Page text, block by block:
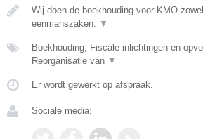
Wij doen de boekhouding voor KMO
eenmanszaken.
▼
Boekhouding, Fiscale inlichtingen en
Reorganisatie van ▼
Er wordt gewerkt op afspraak.
Sociale media: